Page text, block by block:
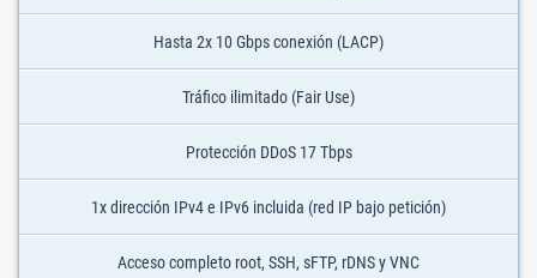
Hasta 2x 10 Gbps conexión (LACP)
Tráfico ilimitado (Fair Use)
Protección DDoS 17 Tbps
1x dirección IPv4 e IPv6 incluida (red IP bajo petición)
Acceso completo root, SSH, sFTP, rDNS y VNC